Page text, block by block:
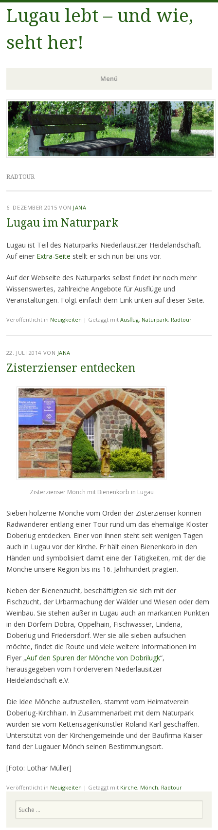
Lugau lebt – und wie,
seht her!
Menü
Zum
Inhalt
springen
RADTOUR
6. DEZEMBER 2015 VON JANA
Lugau im Naturpark
Lugau ist Teil des Naturparks Niederlausitzer Heidelandschaft.
Auf einer Extra-Seite stellt er sich nun bei uns vor.
Auf der Webseite des Naturparks selbst findet ihr noch mehr
Wissenswertes, zahlreiche Angebote für Ausflüge und
Veranstaltungen. Folgt einfach dem Link unten auf dieser Seite.
Veröffentlicht in Neuigkeiten | Getaggt mit Ausflug, Naturpark, Radtour
22. JULI 2014 VON JANA
Zisterzienser entdecken
Zisterzienser Mönch mit Bienenkorb in Lugau
Sieben hölzerne Mönche vom Orden der Zisterzienser können
Radwanderer entlang einer Tour rund um das ehemalige Kloster
Doberlug entdecken. Einer von ihnen steht seit wenigen Tagen
auch in Lugau vor der Kirche. Er hält einen Bienenkorb in den
Händen und symbolisiert damit eine der Tätigkeiten, mit der die
Mönche unsere Region bis ins 16. Jahrhundert prägten.
Neben der Bienenzucht, beschäftigten sie sich mit der
Fischzucht, der Urbarmachung der Wälder und Wiesen oder dem
Weinbau. Sie stehen außer in Lugau auch an markanten Punkten
in den Dörfern Dobra, Oppelhain, Fischwasser, Lindena,
Doberlug und Friedersdorf. Wer sie alle sieben aufsuchen
möchte, findet die Route und viele weitere Informationen im
Flyer „Auf den Spuren der Mönche von Dobrilugk“,
herausgegeben vom Förderverein Niederlausitzer
Heidelandschaft e.V.
Die Idee Mönche aufzustellen, stammt vom Heimatverein
Doberlug-Kirchhain. In Zusammenarbeit mit dem Naturpark
wurden sie vom Kettensägenkünstler Roland Karl geschaffen.
Unterstützt von der Kirchengemeinde und der Baufirma Kaiser
fand der Lugauer Mönch seinen Bestimmungsort.
[Foto: Lothar Müller]
Veröffentlicht in Neuigkeiten | Getaggt mit Kirche, Mönch, Radtour